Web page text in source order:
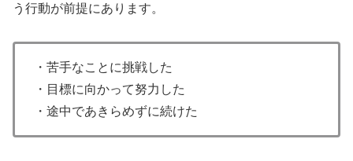
う行動が前提にあります。
・苦手なことに挑戦した
・目標に向かって努力した
・途中であきらめずに続けた